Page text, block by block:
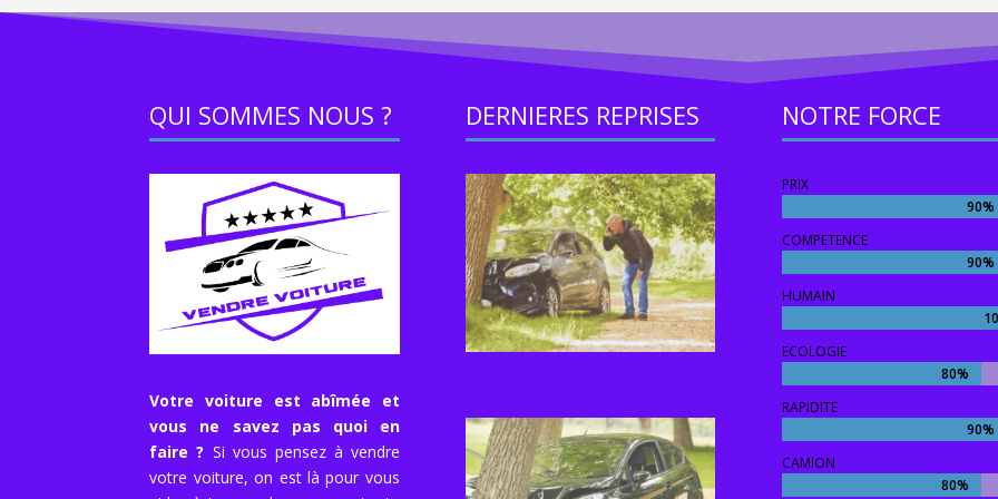
QUI SOMMES NOUS ?
Votre voiture est abîmée et
vous ne savez pas quoi en
faire ? Si vous pensez à vendre
votre voiture, on est là pour vous
DERNIERES REPRISES NOTRE FORCE
PRIX
90%
90%
COMPETENCE
90%
90%
HUMAIN
ECOLOGIE
80%
80%
RAPIDITE
90%
90%
CAMION
80%
80%